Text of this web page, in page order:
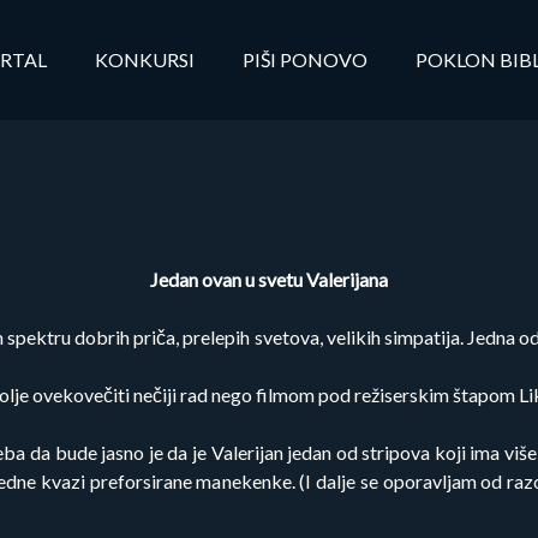
KONKURSI PIŠI PONOVO POKLON
Jedan ovan u svetu Valerijana
dobrih priča, prelepih svetova, velikih simpatija. Jedna
ovekovečiti nečiji rad nego filmom pod režiserskim štapom
da bude jasno je da je Valerijan jedan od stripova koji ima
kvazi preforsirane manekenke. (I dalje se oporavljam od